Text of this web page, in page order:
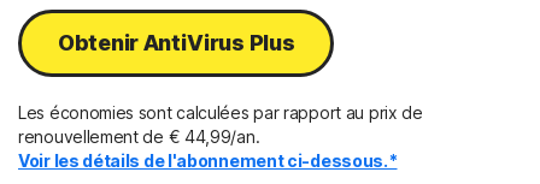
Obtenir AntiVirus Plus
Les économies sont calculées par rapport au prix de
renouvellement de € 44,99/an.
Voir les détails de l'abonnement ci-dessous.*